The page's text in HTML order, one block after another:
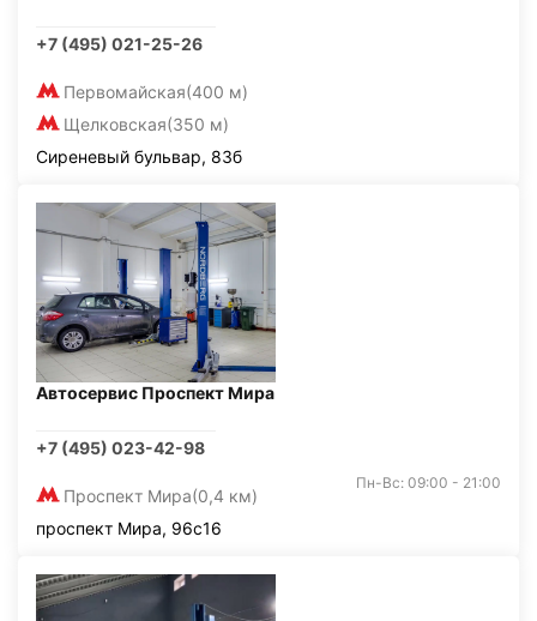
+7 (495) 021-25-26
Первомайская(400 м)
Щелковская(350 м)
Сиреневый бульвар, 83б
Автосервис Проспект Мира
+7 (495) 023-42-98
Проспект Мира(0,4 км)
Пн-Вс: 09:00 - 21:00
проспект Мира, 96с16